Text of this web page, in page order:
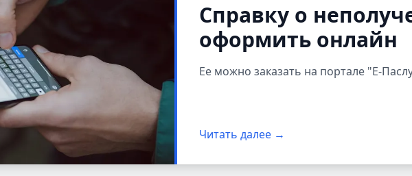
Справку о
оформить онлайн
Ее можно заказать на портале "Е-
Читать далее →